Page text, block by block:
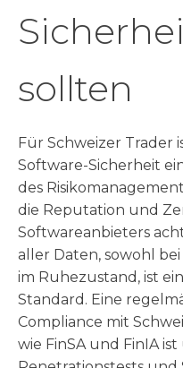
sollten
Für Schweizer Trader
Software-Sicherheit
des
die Reputation und
Softwareanbieters
aller Daten, sowohl
im Ruhezustand, ist
Standard. Eine
Compliance mit
wie FinSA und FinIA ist